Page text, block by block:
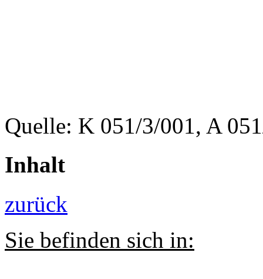
Quelle: K 051/3/001, A
Inhalt
zurück
Sie befinden sich in: